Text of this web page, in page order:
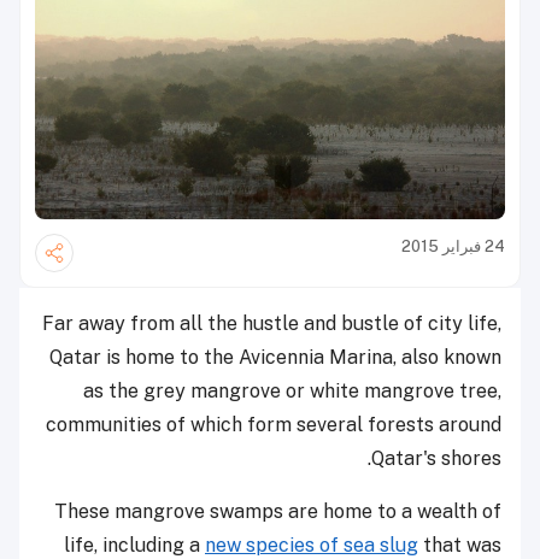
24 فبراير 2015
Far away from all the hustle and bustle of city life,
Qatar is home to the Avicennia Marina, also known
as the grey mangrove or white mangrove tree,
communities of which form several forests around
Qatar's shores.
These mangrove swamps are home to a wealth of
life, including a new species of sea slug that was